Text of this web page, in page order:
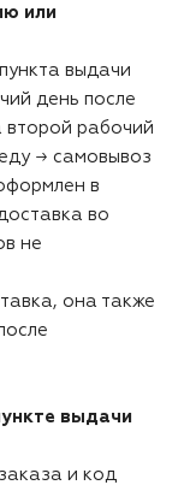
или
выдачи
день после
рабочий
→ самовывоз
в
во
не
она также
выдачи
и код